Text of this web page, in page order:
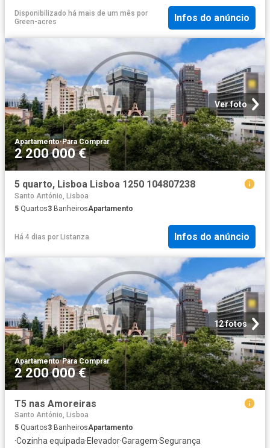
Disponibilizado há mais de um mês por
Green-acres
Infos do anúncio
Ver foto
Apartamento·Para Comprar
2 200 000 €
5 quarto, Lisboa Lisboa 1250 104807238
Santo António, Lisboa
5 Quartos3 BanheirosApartamento
Há 4 dias por Listanza Infos do anúncio
12 fotos
Apartamento·Para Comprar
2 200 000 €
T5 nas Amoreiras
Santo António, Lisboa
5 Quartos3 BanheirosApartamento
·Cozinha equipada·Elevador·Garagem·Segurança